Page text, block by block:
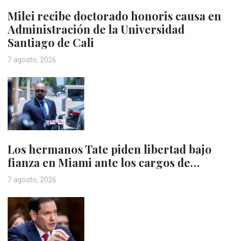
Milei recibe doctorado honoris causa en
Administración de la Universidad
Santiago de Cali
7 agosto, 2026
Los hermanos Tate piden libertad bajo
fianza en Miami ante los cargos de…
7 agosto, 2026